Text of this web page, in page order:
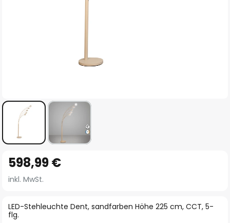
Anfang
der
springen
LED-Stehleuchte Dent, sandfarben Höhe 225 cm, CCT, 5-
flg.
598,99 €
inkl. MwSt.